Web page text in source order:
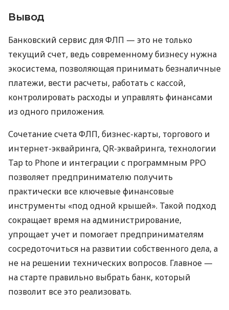
Вывод
Банковский сервис для ФЛП — это не только
текущий счет, ведь современному бизнесу нужна
экосистема, позволяющая принимать безналичные
платежи, вести расчеты, работать с кассой,
контролировать расходы и управлять финансами
из одного приложения.
Сочетание счета ФЛП, бизнес-карты, торгового и
интернет-эквайринга, QR-эквайринга, технологии
Tap to Phone и интеграции с программным РРО
позволяет предпринимателю получить
практически все ключевые финансовые
инструменты «под одной крышей». Такой подход
сокращает время на администрирование,
упрощает учет и помогает предпринимателям
сосредоточиться на развитии собственного дела, а
не на решении технических вопросов. Главное —
на старте правильно выбрать банк, который
позволит все это реализовать.